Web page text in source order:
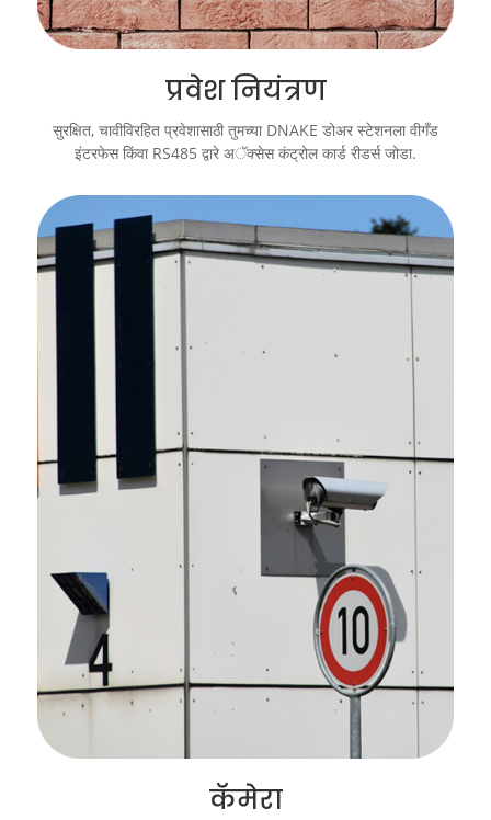
प्रवेश नियंत्रण
सुरक्षित, चावीविरहित प्रवेशासाठी तुमच्या DNAKE डोअर स्टेशनला वीगँड
इंटरफेस किंवा RS485 द्वारे अॅक्सेस कंट्रोल कार्ड रीडर्स जोडा.
कॅमेरा